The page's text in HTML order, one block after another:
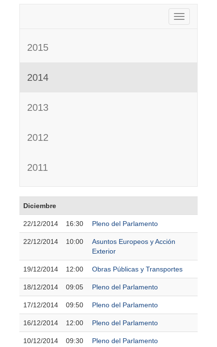
Activar
2015
2014
2013
2012
2011
Diciembre
22/12/2014 16:30 Pleno del Parlamento
22/12/2014 10:00
Asuntos Europeos y Acción
Exterior
19/12/2014 12:00 Obras Públicas y Transportes
18/12/2014 09:05 Pleno del Parlamento
17/12/2014 09:50 Pleno del Parlamento
16/12/2014 12:00 Pleno del Parlamento
10/12/2014 09:30 Pleno del Parlamento